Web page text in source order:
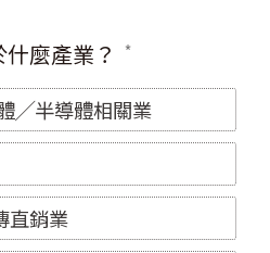
麼產業？
╱半導體相關業
銷業